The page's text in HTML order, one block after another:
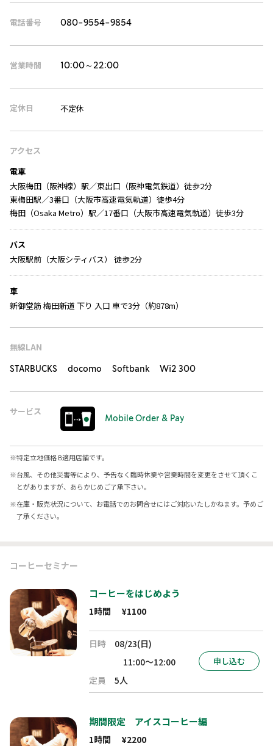
電話番号 080-9554-9854
営業時間 10:00～22:00
定休日 不定休
アクセス
電車
大阪梅田（阪神線）駅／東出口（阪神電気鉄道）徒歩2分
東梅田駅／3番口（大阪市高速電気軌道）徒歩4分
梅田（Osaka Metro）駅／17番口（大阪市高速電気軌道）徒歩3分
バス
大阪駅前（大阪シティバス） 徒歩2分
車
新御堂筋 梅田新道 下り 入口 車で3分（約878m）
無線LAN
STARBUCKS docomo Softbank Wi2 300
サービス
Mobile Order & Pay
※特定立地価格 B適用店舗です。
※台風、その他災害等により、予告なく臨時休業や営業時間を変更をさせて頂くこ
とがありますが、あらかじめご了承下さい。
※在庫・販売状況について、お電話でのお問合せにはご対応いたしかねます。予めご
了承ください。
コーヒーセミナー
コーヒーをはじめよう
1時間 ¥1100
日時
08/23(日)
11:00～12:00
定員
5人
申し込む
期間限定 アイスコーヒー編
1時間 ¥2200